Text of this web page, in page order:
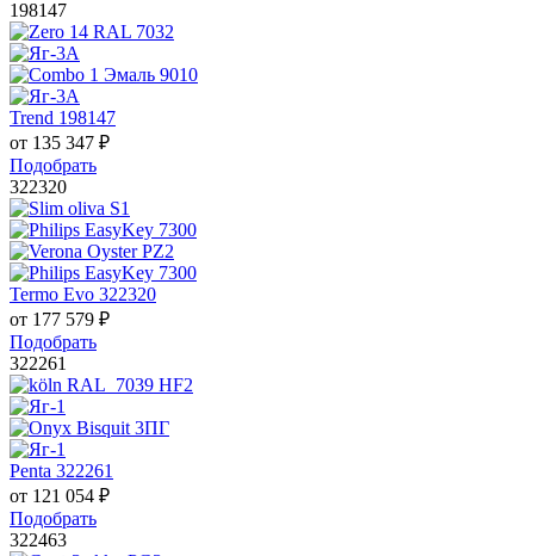
198147
Trend 198147
от 135 347 ₽
Подобрать
322320
Termo Evo 322320
от 177 579 ₽
Подобрать
322261
Penta 322261
от 121 054 ₽
Подобрать
322463